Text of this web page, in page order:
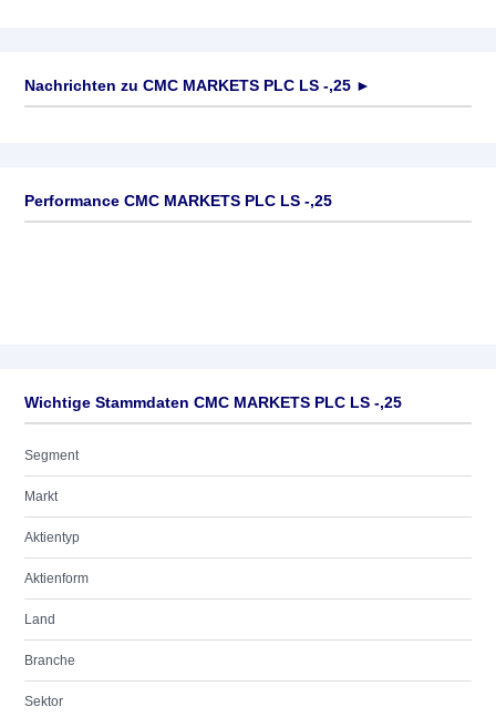
Nachrichten zu CMC MARKETS PLC LS -,25 ►
Performance CMC MARKETS PLC LS -,25
Wichtige Stammdaten CMC MARKETS PLC LS -,25
Segment
Markt
Aktientyp
Aktienform
Land
Branche
Sektor